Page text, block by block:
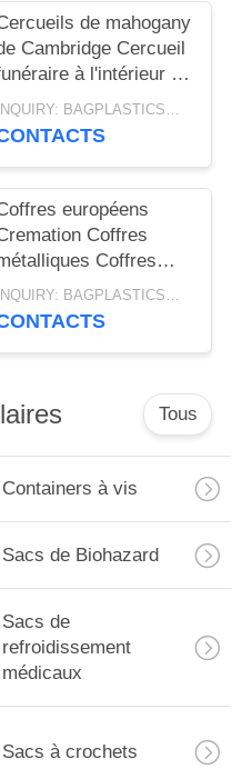
de mahogany
Cambridge Cercueil
à l'intérieur en
d'amande -
massif d'acajou
INQUIRY: BAGPLASTICS@GMAIL.COM MOQ:Je vous envoie le numéro de téléphone:
européens
Coffres
Coffres
bébés Urnes
juifs Coffres
INQUIRY: BAGPLASTICS@GMAIL.COM MOQ:Je vous envoie le numéro de téléphone:
Tous
Containers à vis
Sacs de Biohazard
Sacs de
refroidissement
médicaux
Sacs à crochets